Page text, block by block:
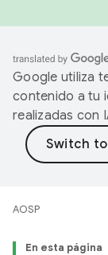
Google utiliza
contenido a tu
realizadas con
AOSP
En esta página